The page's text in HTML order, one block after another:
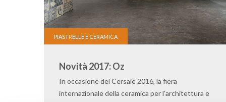
PIASTRELLE E CERAMICA
Novità 2017: Oz
In occasione del Cersaie 2016, la fiera
internazionale della ceramica per l’architettura e